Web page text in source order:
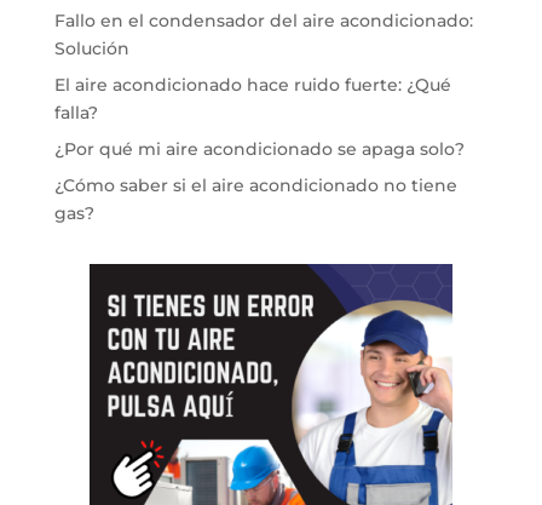
Fallo en el condensador del aire acondicionado:
Solución
El aire acondicionado hace ruido fuerte: ¿Qué
falla?
¿Por qué mi aire acondicionado se apaga solo?
¿Cómo saber si el aire acondicionado no tiene
gas?